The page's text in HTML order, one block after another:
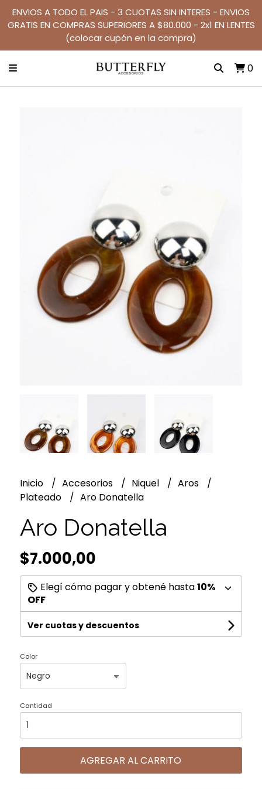
ENVIOS A TODO EL PAIS - 3 CUOTAS SIN INTERES - ENVIOS
GRATIS EN COMPRAS SUPERIORES A $80.000 - 2x1 EN LENTES
(colocar cupón en la compra)
0
Inicio Accesorios Niquel
Aros
Plateado
Aro Donatella
Aro Donatella
$7.000,00
Elegí cómo pagar y obtené hasta10%
OFF
Ver cuotas y descuentos
Color
Cantidad
AGREGAR AL CARRITO